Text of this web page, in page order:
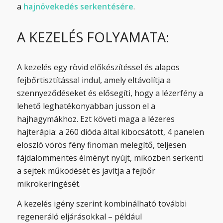
a hajnövekedés serkentésére.
A KEZELÉS FOLYAMATA:
A kezelés egy rövid előkészítéssel és alapos
fejbőrtisztítással indul, amely eltávolítja a
szennyeződéseket és elősegíti, hogy a lézerfény a
lehető leghatékonyabban jusson el a
hajhagymákhoz. Ezt követi maga a lézeres
hajterápia: a 260 dióda által kibocsátott, 4 panelen
eloszló vörös fény finoman melegítő, teljesen
fájdalommentes élményt nyújt, miközben serkenti
a sejtek működését és javítja a fejbőr
mikrokeringését.
A kezelés igény szerint kombinálható további
regeneráló eljárásokkal – például